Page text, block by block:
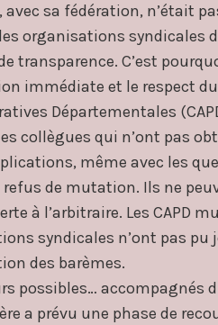
avec sa fédération, n’était
organisations syndicales
transparence. C’est
immédiate et le respect
Départementales
collègues qui n’ont pas
même avec les
de mutation. Ils ne
à l’arbitraire. Les CAPD
syndicales n’ont pas pu
des barèmes.
possibles… accompagnés
a prévu une phase de